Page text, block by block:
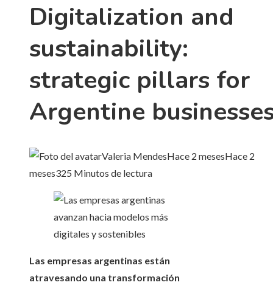
Digitalization and
sustainability:
strategic pillars for
Argentine
Valeria MendesHace 2 mesesHace 2
meses325 Minutos de lectura
Las empresas argentinas están
atravesando una transformación